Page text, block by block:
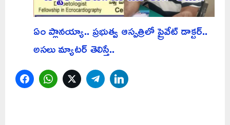
ఏం ప్లానయ్యా.. ప్రభుత్వ ఆస్పత్రిలో ప్రైవేట్ డాక్టర్..
అసలు మ్యాటర్ తెలిస్తే..
FacebookWhatsAppTwitterTelegram